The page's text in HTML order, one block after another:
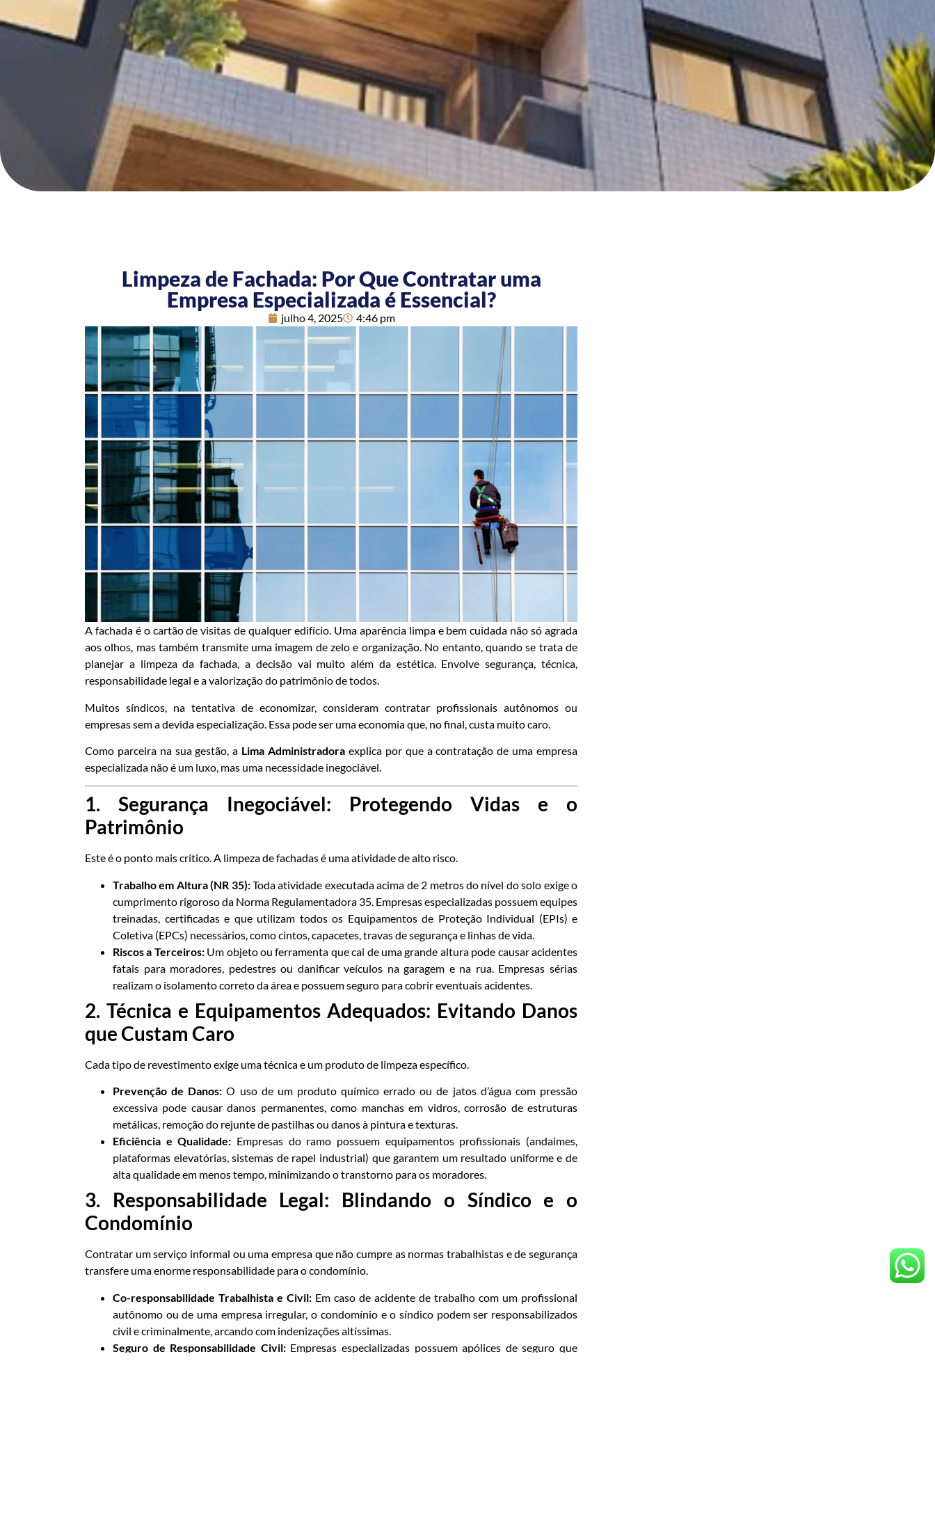
Limpeza de Fachada: Por Que Contratar uma
Empresa Especializada é Essencial?
julho 4, 2025 4:46 pm
A fachada é o cartão de visitas de qualquer edifício. Uma aparência limpa e bem cuidada não só agrada
aos olhos, mas também transmite uma imagem de zelo e organização. No entanto, quando se trata de
planejar a limpeza da fachada, a decisão vai muito além da estética. Envolve segurança, técnica,
responsabilidade legal e a valorização do patrimônio de todos.
Muitos síndicos, na tentativa de economizar, consideram contratar profissionais autônomos ou
empresas sem a devida especialização. Essa pode ser uma economia que, no final, custa muito caro.
Como parceira na sua gestão, a Lima Administradora explica por que a contratação de uma empresa
especializada não é um luxo, mas uma necessidade inegociável.
1. Segurança Inegociável: Protegendo Vidas e o
Patrimônio
Este é o ponto mais crítico. A limpeza de fachadas é uma atividade de alto risco.
Trabalho em Altura (NR 35):Toda atividade executada acima de 2 metros do nível do solo exige o
cumprimento rigoroso da Norma Regulamentadora 35. Empresas especializadas possuem equipes
treinadas, certificadas e que utilizam todos os Equipamentos de Proteção Individual (EPIs) e
Coletiva (EPCs) necessários, como cintos, capacetes, travas de segurança e linhas de vida.
Riscos a Terceiros:Um objeto ou ferramenta que cai de uma grande altura pode causar acidentes
fatais para moradores, pedestres ou danificar veículos na garagem e na rua. Empresas sérias
realizam o isolamento correto da área e possuem seguro para cobrir eventuais acidentes.
2. Técnica e Equipamentos Adequados: Evitando Danos
que Custam Caro
Cada tipo de revestimento exige uma técnica e um produto de limpeza específico.
Prevenção de Danos: O uso de um produto químico errado ou de jatos d’água com pressão
excessiva pode causar danos permanentes, como manchas em vidros, corrosão de estruturas
metálicas, remoção do rejunte de pastilhas ou danos à pintura e texturas.
Eficiência e Qualidade: Empresas do ramo possuem equipamentos profissionais (andaimes,
plataformas elevatórias, sistemas de rapel industrial) que garantem um resultado uniforme e de
alta qualidade em menos tempo, minimizando o transtorno para os moradores.
3. Responsabilidade Legal: Blindando o Síndico e o
Condomínio
Contratar um serviço informal ou uma empresa que não cumpre as normas trabalhistas e de segurança
transfere uma enorme responsabilidade para o condomínio.
Co-responsabilidade Trabalhista e Civil: Em caso de acidente de trabalho com um profissional
autônomo ou de uma empresa irregular, o condomínio e o síndico podem ser responsabilizados
civil e criminalmente, arcando com indenizações altíssimas.
Seguro de Responsabilidade Civil:Empresas especializadas possuem apólices de seguro que